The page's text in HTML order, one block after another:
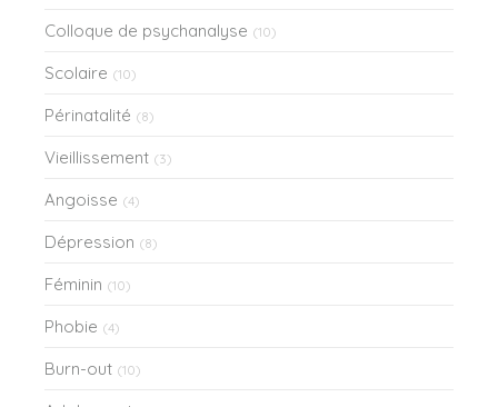
Colloque de psychanalyse (10)
Scolaire (10)
Périnatalité (8)
Vieillissement (3)
Angoisse (4)
Dépression (8)
Féminin (10)
Phobie (4)
Burn-out (10)